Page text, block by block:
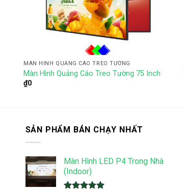
MÀN HÌNH QUẢNG CÁO TREO TƯỜNG
Màn Hình Quảng Cáo Treo Tường 75 Inch
₫0
SẢN PHẨM BÁN CHẠY NHẤT
Màn Hình LED P4 Trong Nhà
(Indoor)